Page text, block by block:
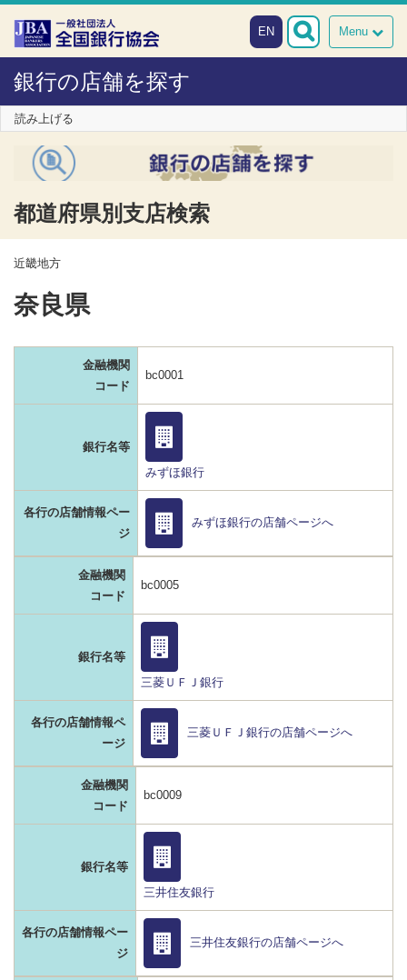
本文へスキップ
障がい者向け相談窓口
Menu
EN
銀行の店舗を探す
読み上げる
都道府県別支店検索
近畿地方
奈良県
金融機関
コード
bc0001
銀行名等
みずほ銀行
各行の店舗情報ペー
ジ
みずほ銀行の店舗ページへ
金融機関
コード
bc0005
銀行名等
三菱ＵＦＪ銀行
各行の店舗情報ペ
ージ
三菱ＵＦＪ銀行の店舗ページへ
金融機関
コード
bc0009
銀行名等
三井住友銀行
各行の店舗情報ペー
ジ
三井住友銀行の店舗ページへ